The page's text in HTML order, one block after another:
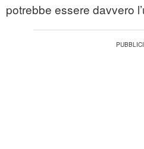
potrebbe essere davvero